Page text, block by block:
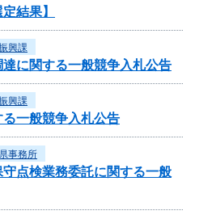
結果】
興課
達に関する一般競争入札公告
興課
る一般競争入札公告
事務所
点検業務委託に関する一般